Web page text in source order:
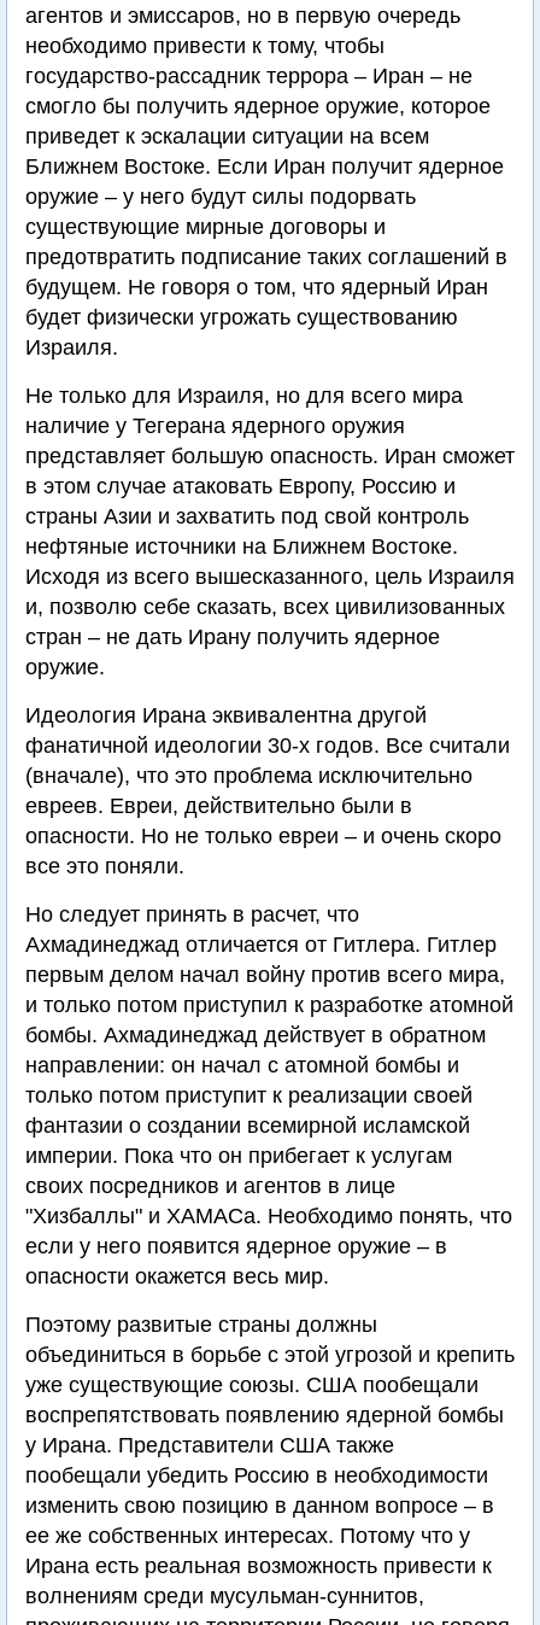
агентов и эмиссаров, но в первую очередь
необходимо привести к тому, чтобы
государство-рассадник террора – Иран – не
смогло бы получить ядерное оружие, которое
приведет к эскалации ситуации на всем
Ближнем Востоке. Если Иран получит ядерное
оружие – у него будут силы подорвать
существующие мирные договоры и
предотвратить подписание таких соглашений в
будущем. Не говоря о том, что ядерный Иран
будет физически угрожать существованию
Израиля.
Не только для Израиля, но для всего мира
наличие у Тегерана ядерного оружия
представляет большую опасность. Иран сможет
в этом случае атаковать Европу, Россию и
страны Азии и захватить под свой контроль
нефтяные источники на Ближнем Востоке.
Исходя из всего вышесказанного, цель Израиля
и, позволю себе сказать, всех цивилизованных
стран – не дать Ирану получить ядерное
оружие.
Идеология Ирана эквивалентна другой
фанатичной идеологии 30-х годов. Все считали
(вначале), что это проблема исключительно
евреев. Евреи, действительно были в
опасности. Но не только евреи – и очень скоро
все это поняли.
Но следует принять в расчет, что
Ахмадинеджад отличается от Гитлера. Гитлер
первым делом начал войну против всего мира,
и только потом приступил к разработке атомной
бомбы. Ахмадинеджад действует в обратном
направлении: он начал с атомной бомбы и
только потом приступит к реализации своей
фантазии о создании всемирной исламской
империи. Пока что он прибегает к услугам
своих посредников и агентов в лице
"Хизбаллы" и ХАМАСа. Необходимо понять, что
если у него появится ядерное оружие – в
опасности окажется весь мир.
Поэтому развитые страны должны
объединиться в борьбе с этой угрозой и крепить
уже существующие союзы. США пообещали
воспрепятствовать появлению ядерной бомбы
у Ирана. Представители США также
пообещали убедить Россию в необходимости
изменить свою позицию в данном вопросе – в
ее же собственных интересах. Потому что у
Ирана есть реальная возможность привести к
волнениям среди мусульман-суннитов,